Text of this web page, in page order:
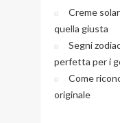
Creme
quella giusta
Segni
perfetta per i
Come
originale